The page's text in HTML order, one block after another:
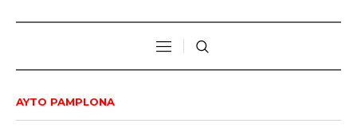
AYTO PAMPLONA